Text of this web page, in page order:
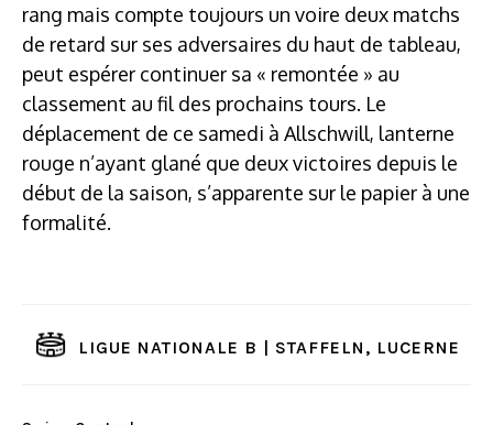
rang mais compte toujours un voire deux matchs
de retard sur ses adversaires du haut de tableau,
peut espérer continuer sa « remontée » au
classement au fil des prochains tours. Le
déplacement de ce samedi à Allschwill, lanterne
rouge n’ayant glané que deux victoires depuis le
début de la saison, s’apparente sur le papier à une
formalité.
LIGUE NATIONALE B | STAFFELN, LUCERNE